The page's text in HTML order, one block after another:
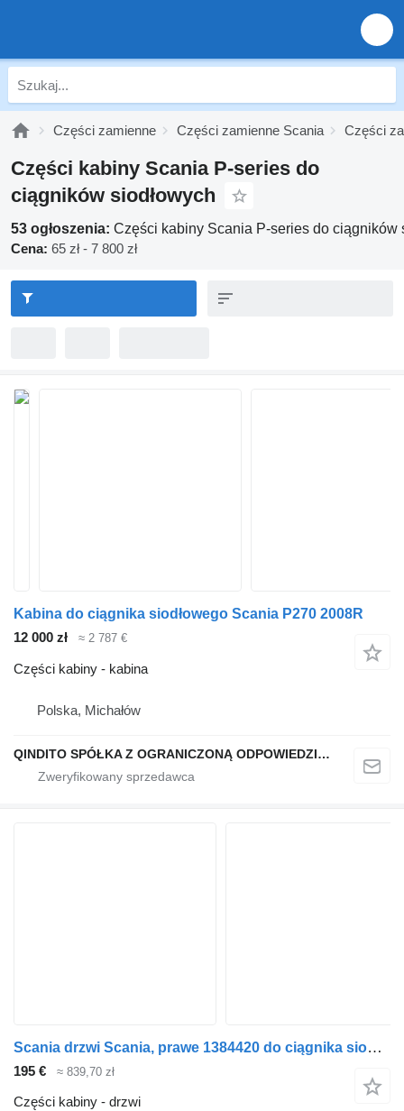
Części zamienne Części zamienne Scania Części
Części kabiny Scania P-series do
ciągników siodłowych
53 ogłoszenia: Części kabiny Scania P-series do ciągników
Cena: 65 zł - 7 800 zł
Kabina do ciągnika siodłowego Scania P270 2008R
12 000 zł
≈ 2 787 €
Części kabiny - kabina
Polska, Michałów
QINDITO SPÓŁKA Z OGRANICZONĄ ODPOWIEDZIALNOŚCIĄ
Scania drzwi Scania, prawe 1384420 do ciągnika siodłowego Scania P94
195 € ≈ 839,70 zł
Części kabiny - drzwi